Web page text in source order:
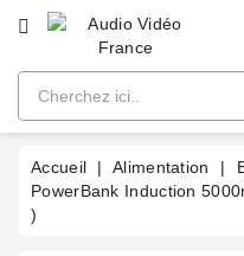
CATÉGORIE
Accueil Alimentation
PowerBank Induction
)